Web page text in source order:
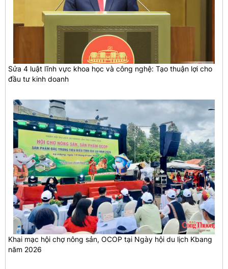
Sửa 4 luật lĩnh vực khoa học và công nghệ: Tạo thuận lợi cho
đầu tư kinh doanh
Khai mạc hội chợ nông sản, OCOP tại Ngày hội du lịch Kbang
năm 2026